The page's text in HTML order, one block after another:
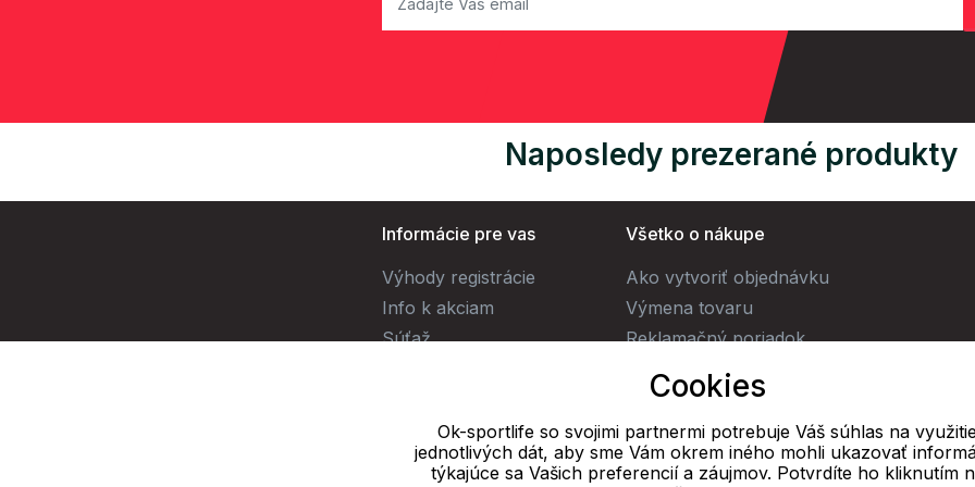
Naposledy prezerané produkty
Informácie pre vas
Výhody registrácie
Info k akciam
Súťaž
Všetko o nákupe
Ako vytvoriť objednávku
Výmena tovaru
Reklamačný poriadok
Obchodné podmienky
Doprava
E-mail
Cookies
Ok-sportlife so svojimi partnermi potrebuje Váš súhlas na
jednotlivých dát, aby sme Vám okrem iného mohli ukazovať
týkajúce sa Vašich preferencií a záujmov. Potvrdíte ho kliknutím